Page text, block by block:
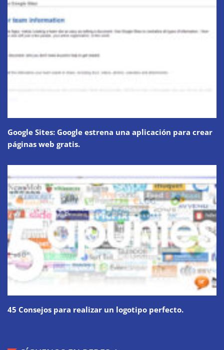
Google Sites: Google estrena una aplicación para crear
páginas web gratis.
45 Consejos para realizar un logotipo perfecto.